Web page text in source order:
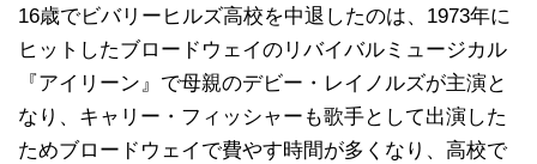
16歳でビバリーヒルズ高校を中退したのは、1973年に
ヒットしたブロードウェイのリバイバルミュージカル
『アイリーン』で母親のデビー・レイノルズが主演と
なり、キャリー・フィッシャーも歌手として出演した
ためブロードウェイで費やす時間が多くなり、高校で